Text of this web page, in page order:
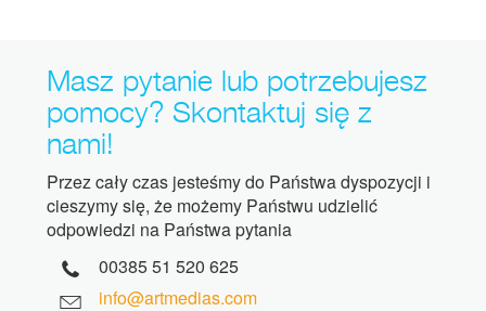
Masz pytanie lub potrzebujesz
pomocy? Skontaktuj się z
nami!
Przez cały czas jesteśmy do Państwa dyspozycji i
cieszymy się, że możemy Państwu udzielić
odpowiedzi na Państwa pytania
00385 51 520 625
info@artmedias.com